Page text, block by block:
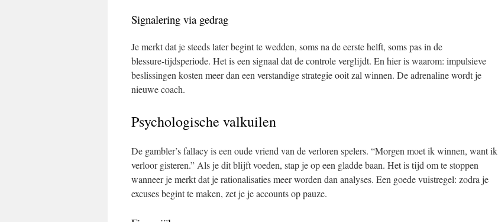
Signalering via gedrag
Je merkt dat je steeds later begint te wedden, soms na de eerste helft, soms pas in de
blessure‑tijdsperiode. Het is een signaal dat de controle verglijdt. En hier is waarom: impulsieve
beslissingen kosten meer dan een verstandige strategie ooit zal winnen. De adrenaline wordt je
nieuwe coach.
Psychologische valkuilen
De gambler’s fallacy is een oude vriend van de verloren spelers. “Morgen moet ik winnen, want ik
verloor gisteren.” Als je dit blijft voeden, stap je op een gladde baan. Het is tijd om te stoppen
wanneer je merkt dat je rationalisaties meer worden dan analyses. Een goede vuistregel: zodra je
excuses begint te maken, zet je je accounts op pauze.